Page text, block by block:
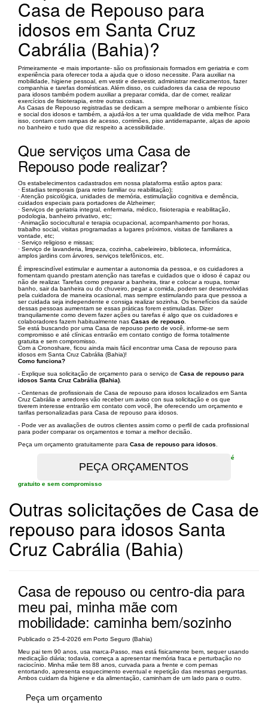
Casa de Repouso para
idosos em Santa Cruz
Cabrália (Bahia)?
Primeiramente -e mais importante- são os profissionais formados em geriatria e com
experiência para oferecer toda a ajuda que o idoso necessite. Para auxiliar na
mobilidade, higiene pessoal, em vestir e desvestir, administrar medicamentos, fazer
companhia e tarefas domésticas. Além disso, os cuidadores da casa de repouso
para idosos também podem auxiliar a preparar comida, dar de comer, realizar
exercícios de fisioterapia, entre outras coisas.
As Casas de Repouso registradas se dedicam a sempre melhorar o ambiente físico
e social dos idosos e também, a ajudá-los a ter uma qualidade de vida melhor. Para
isso, contam com rampas de acesso, corrimões, piso antiderrapante, alças de apoio
no banheiro e tudo que diz respeito a acessibilidade.
Que serviços uma Casa de
Repouso pode realizar?
Os estabelecimentos cadastrados em nossa plataforma estão aptos para:
· Estadias temporais (para retiro familiar ou reabilitação);
· Atenção psicológica, unidades de memória, estimulação cognitiva e demência,
cuidados especiais para portadores de Alzheimer;
· Serviços de geriatria integral, enfermaria, médico, fisioterapia e reabilitação,
podologia, banheiro privativo, etc;
· Animação sociocultural e terapia ocupacional, acompanhamento por horas,
trabalho social, visitas programadas a lugares próximos, visitas de familiares a
vontade, etc;
· Serviço religioso e missas;
· Serviço de lavanderia, limpeza, cozinha, cabeleireiro, biblioteca, informática,
amplos jardins com árvores, serviços telefônicos, etc.
É imprescindível estimular e aumentar a autonomia da pessoa, e os cuidadores a
fomentam quando prestam atenção nas tarefas e cuidados que o idoso é capaz ou
não de realizar. Tarefas como preparar a banheira, tirar e colocar a roupa, tomar
banho, sair da banheira ou do chuveiro, pegar a comida, podem ser desenvolvidas
pela cuidadora de maneira ocasional, mas sempre estimulando para que pessoa a
ser cuidada seja independente e consiga realizar sozinha. Os benefícios da saúde
dessas pessoas aumentam se essas práticas forem estimuladas. Dizer
tranquilamente como devem fazer ações ou tarefas é algo que os cuidadores e
colaboradores fazem habitualmente nas Casas de repouso
Se está buscando por uma Casa de repouso perto de você, informe-se sem
compromisso e até clínicas entrarão em contato contigo de forma totalmente
gratuita e sem compromisso.
Com a Cronoshare, ficou ainda mais fácil encontrar uma Casa de repouso para
idosos em Santa Cruz Cabrália (Bahia)!
Como funciona?
- Explique sua solicitação de orçamento para o serviço de Casa de repouso para
idosos Santa Cruz Cabrália (Bahia)
- Centenas de profissionais de Casa de repouso para idosos localizados em Santa
Cruz Cabrália e arredores vão receber um aviso con sua solicitação e os que
tiverem interesse entrarão em contato com você, lhe oferecendo um orçamento e
tarifas personalizadas para Casa de repouso para idosos.
- Pode ver as avaliações de outros clientes assim como o perfil de cada profissional
para poder comparar os orçamentos e tomar a melhor decisão.
Peça um orçamento gratuitamente para Casa de repouso para idosos
é
gratuito e sem compromisso
Outras solicitações de Casa de
repouso para idosos Santa
Cruz Cabrália (Bahia)
Casa de repouso ou centro-dia para
meu pai, minha mãe com
mobilidade: caminha bem/sozinho
Publicado o 25-4-2026 em Porto Seguro (Bahia)
Meu pai tem 90 anos, usa marca-Passo, mas está fisicamente bem, sequer usando
medicação diária; todavia, começa a apresentar memória fraca e perturbação no
raciocínio. Minha mãe tem 88 anos, curvada para a frente e com pernas
entortando, apresenta esquecimento eventual e repetição das mesmas perguntas.
Ambos cuidam da higiene e da alimentação, caminham de um lado para o outro.
Peça um orçamento